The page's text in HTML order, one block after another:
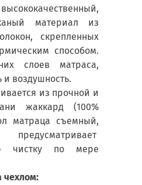
материал из
скрепленных
способом.
слоев матраса,
и воздушность.
из прочной и
жаккард (100%
матраца съемный,
чистку по мере
чехлом: